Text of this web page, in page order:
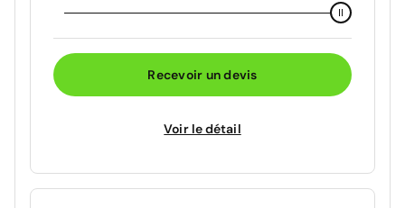
Recevoir un devis
Voir le détail